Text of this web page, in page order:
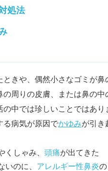
処法
ときや、偶然小さなゴミが
の周りの皮膚、または鼻の
の中では珍しいことではあり
る病気が原因でかゆみが引き
くしゃみ、 頭痛が出てきた
いのに、 アレルギー性鼻炎